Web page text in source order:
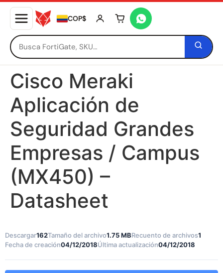
COP$ Tu carrito está vacío
Cisco Meraki
Aplicación de
Seguridad Grandes
Empresas / Campus
(MX450) –
Datasheet
Descargar162Tamaño del archivo1.75 MBRecuento de archivos1
Fecha de creación04/12/2018Última actualización04/12/2018